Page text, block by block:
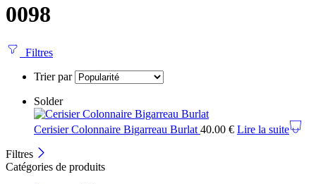
0098
Filtres
Trier par
Solder
Cerisier Colonnaire Bigarreau Burlat 40.00 € Lire la suite
Filtres
Catégories de produits